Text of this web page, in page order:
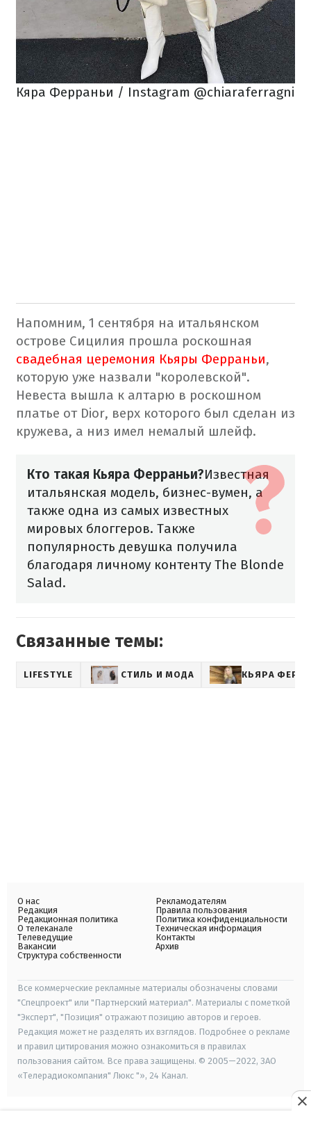
Кяра Ферраньи / Instagram @chiaraferragni
Напомним, 1 сентября на итальянском
острове Сицилия прошла роскошная
свадебная церемония Кьяры Ферраньи,
которую уже назвали "королевской".
Невеста вышла к алтарю в роскошном
платье от Dior, верх которого был сделан из
кружева, а низ имел немалый шлейф.
Кто такая Кьяра Ферраньи?Известная
итальянская модель, бизнес-вумен, а
также одна из самых известных
мировых блоггеров. Также
популярность девушка получила
благодаря личному контенту The Blonde
Salad.
Связанные темы:
LIFESTYLE СТИЛЬ И МОДА КЬЯРА
О нас
Редакция
Редакционная политика
О телеканале
Телеведущие
Вакансии
Структура собственности
Рекламодателям
Правила пользования
Политика конфиденциальности
Техническая информация
Контакты
Архив
Все коммерческие рекламные материалы обозначены словами
"Спецпроект" или "Партнерский материал". Материалы с пометкой
"Эксперт", "Позиция" отражают позицию авторов и героев.
Редакция может не разделять их взглядов. Подробнее о рекламе
и правил цитирования можно ознакомиться в правилах
пользования сайтом. Все права защищены. © 2005—2022, ЗАО
«Телерадиокомпания" Люкс "», 24 Канал.